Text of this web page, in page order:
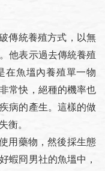
傳統養殖方式，以無
他表示過去傳統養殖
在魚塭內養殖單一物
常快，絕種的機率也
病的產生。這樣的做
衡。
用藥物，然後採生態
蝦冏男社的魚塭中，